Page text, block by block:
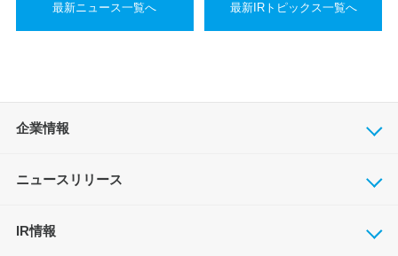
最新ニュース一覧へ 最新IRトピックス一覧へ
企業情報
ニュースリリース
IR情報